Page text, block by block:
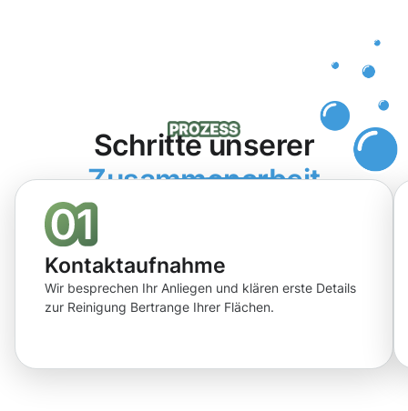
Schritte unserer
Zusammenarbeit
Kontaktaufnahme
Wir besprechen Ihr Anliegen und klären erste Details
zur Reinigung Bertrange Ihrer Flächen.